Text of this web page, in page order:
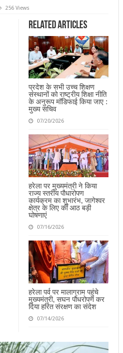
256 Views
Related Articles
प्रदेश के सभी उच्च शिक्षण
संस्थानों को राष्ट्रीय शिक्षा नीति
के अनुरूप मॉडिफाई किया जाए :
मुख्य सचिव
07/20/2026
हरेला पर मुख्यमंत्री ने किया
राज्य स्तरीय पौधारोपण
कार्यक्रम का शुभारंभ, जागेश्वर
क्षेत्र के लिए कीं आठ बड़ी
घोषणाएं
07/16/2026
हरेला पर्व पर मालाग्राम पहुंचे
मुख्यमंत्री, सघन पौधरोपण कर
दिया हरित संरक्षण का संदेश
07/14/2026